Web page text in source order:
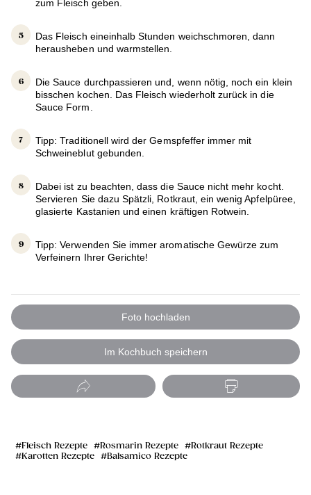
zum Fleisch geben.
Das Fleisch eineinhalb Stunden weichschmoren, dann
herausheben und warmstellen.
Die Sauce durchpassieren und, wenn nötig, noch ein klein
bisschen kochen. Das Fleisch wiederholt zurück in die
Sauce Form.
Tipp: Traditionell wird der Gemspfeffer immer mit
Schweineblut gebunden.
Dabei ist zu beachten, dass die Sauce nicht mehr kocht.
Servieren Sie dazu Spätzli, Rotkraut, ein wenig Apfelpüree,
glasierte Kastanien und einen kräftigen Rotwein.
Tipp: Verwenden Sie immer aromatische Gewürze zum
Verfeinern Ihrer Gerichte!
Foto hochladen
Im Kochbuch speichern
Fleisch Rezepte Rosmarin Rezepte
Rotkraut Rezepte
Karotten Rezepte
Balsamico Rezepte